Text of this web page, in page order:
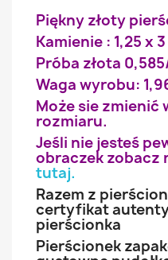
Piękny złoty
Kamienie : 1,25 x 3
Próba złota
Waga wyrobu:
Może sie zmienić
rozmiaru.
Jeśli nie jesteś
obraczek zobacz
tutaj.
Razem z
certyfikat
pierścionka
Pierścionek